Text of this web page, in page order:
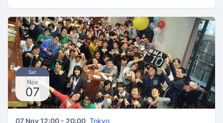
Sat
Nov
07
07 Nov 12:00 - 20:00 Tokyo